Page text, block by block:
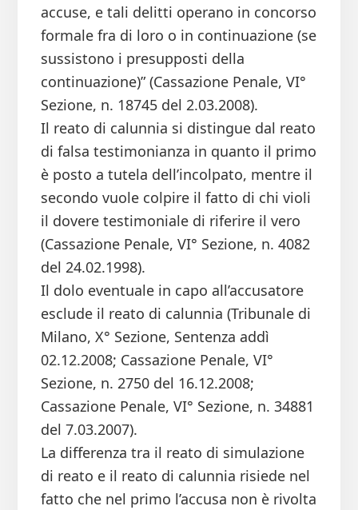
accuse, e tali delitti operano in concorso
formale fra di loro o in continuazione (se
sussistono i presupposti della
continuazione)” (Cassazione Penale, VI°
Sezione, n. 18745 del 2.03.2008).
Il reato di calunnia si distingue dal reato
di falsa testimonianza in quanto il primo
è posto a tutela dell’incolpato, mentre il
secondo vuole colpire il fatto di chi violi
il dovere testimoniale di riferire il vero
(Cassazione Penale, VI° Sezione, n. 4082
del 24.02.1998).
Il dolo eventuale in capo all’accusatore
esclude il reato di calunnia (Tribunale di
Milano, X° Sezione, Sentenza addì
02.12.2008; Cassazione Penale, VI°
Sezione, n. 2750 del 16.12.2008;
Cassazione Penale, VI° Sezione, n. 34881
del 7.03.2007).
La differenza tra il reato di simulazione
di reato e il reato di calunnia risiede nel
fatto che nel primo l’accusa non è rivolta